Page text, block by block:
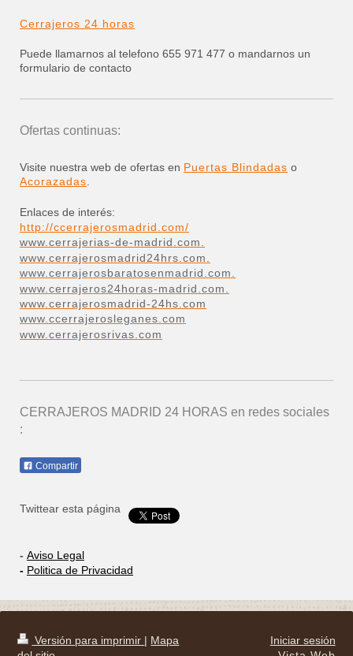
Cerrajeros 24 horas
Puede llamarnos al telefono 655 971 477 o mandarnos un
formulario de contacto
Ofertas continuas:
Visite nuestra web de ofertas en Puertas Blindadas o
Acorazadas
Enlaces de interés:
http://ccerrajerosmadrid.com/
www.cerrajerias-de-madrid.com.
www.cerrajerosmadrid24hrs.com.
www.cerrajerosbaratosenmadrid.com.
www.cerrajeros24horas-madrid.com.
www.cerrajerosmadrid-24hs.com
www.ccerrajerosleganes.com
www.cerrajerosrivas.com
CERRAJEROS MADRID 24 HORAS en redes sociales
:
Compartir
Twittear esta página
- Aviso Legal
- Politica de Privacidad
Versión para imprimir | Mapa
Iniciar sesión